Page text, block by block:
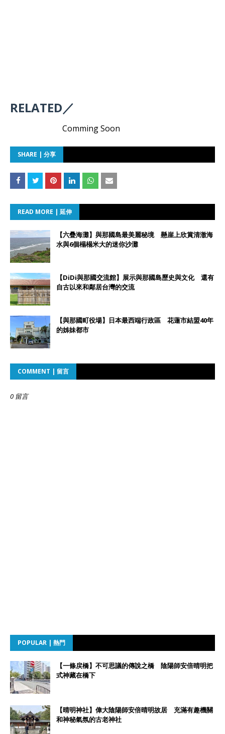
RELATED／
Comming Soon
SHARE | 分享
READ MORE | 延伸
【六疊海灘】與那國島最美麗秘境 懸崖上欣賞清澈海
水與6個榻榻米大的迷你沙灘
【DiDi與那國交流館】展示與那國島歷史與文化 還有
自古以來和鄰居台灣的交流
【與那國町役場】日本最西端行政區 花蓮市結盟40年
的姊妹都市
COMMENT | 留言
0 留言
POPULAR | 熱門
【一條戻橋】不可思議的傳說之橋 陰陽師安倍晴明把
式神藏在橋下
【晴明神社】偉大陰陽師安倍晴明故居 充滿有趣機關
和神秘氣氛的古老神社